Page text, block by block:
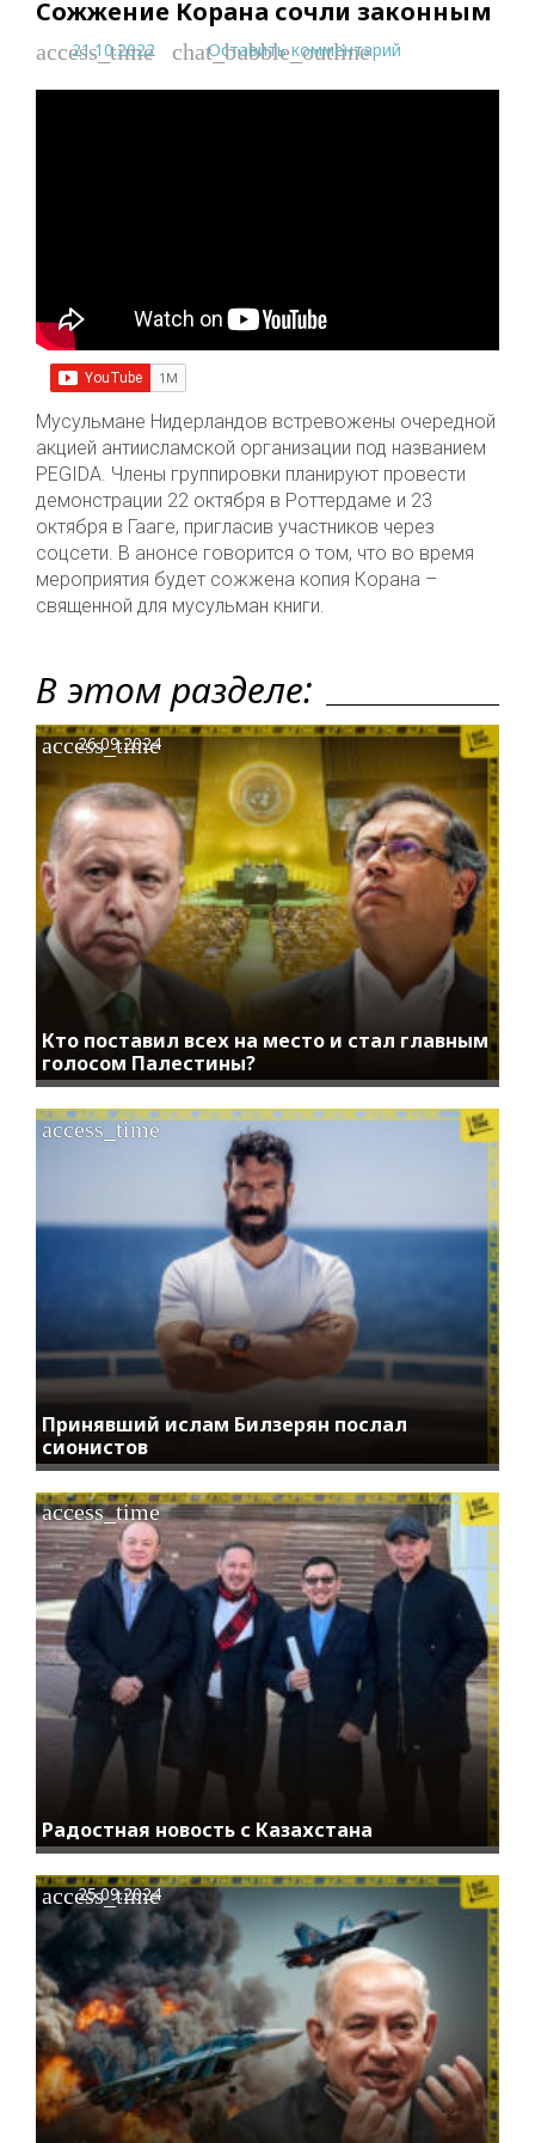
Сожжение Корана сочли законным
access_time
21.10.2022 chat_bubble_outline
Оставить комментарий
Мусульмане Нидерландов встревожены очередной
акцией антиисламской организации под названием
PEGIDA. Члены группировки планируют провести
демонстрации 22 октября в Роттердаме и 23
октября в Гааге, пригласив участников через
соцсети. В анонсе говорится о том, что во время
мероприятия будет сожжена копия Корана –
священной для мусульман книги.
В этом разделе:
Кто поставил всех на место и стал главным
голосом Палестины?
access_time
26.09.2024
Принявший ислам Билзерян послал
сионистов
access_time
Радостная новость с Казахстана
access_time
access_time
25.09.2024